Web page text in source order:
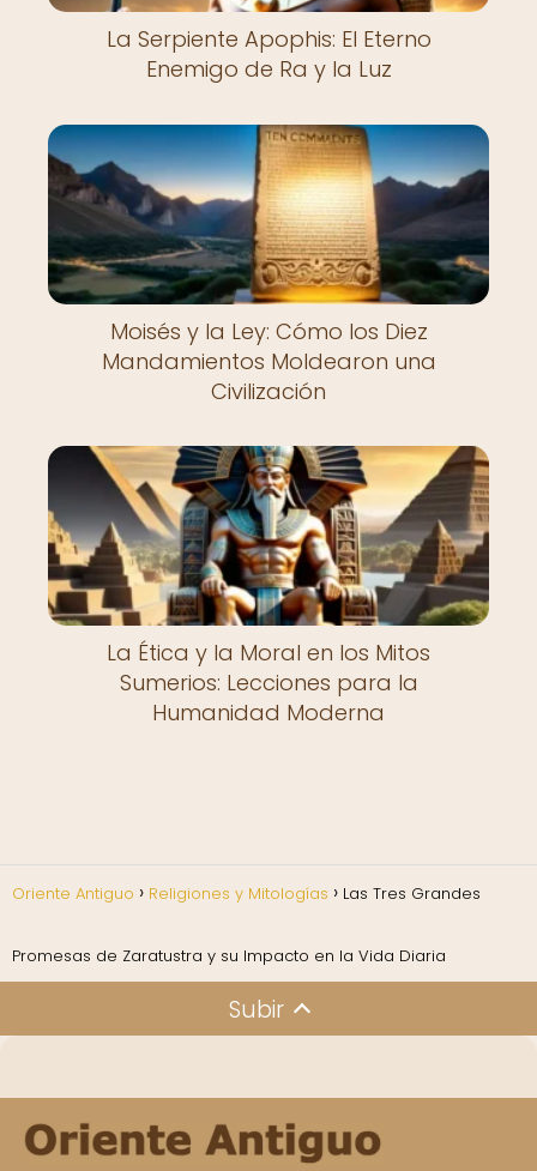
La Serpiente Apophis: El Eterno
Enemigo de Ra y la Luz
Moisés y la Ley: Cómo los Diez
Mandamientos Moldearon una
Civilización
La Ética y la Moral en los Mitos
Sumerios: Lecciones para la
Humanidad Moderna
Oriente Antiguo Religiones y Mitologías Las Tres Grandes
Promesas de Zaratustra y su Impacto en la Vida Diaria
Subir